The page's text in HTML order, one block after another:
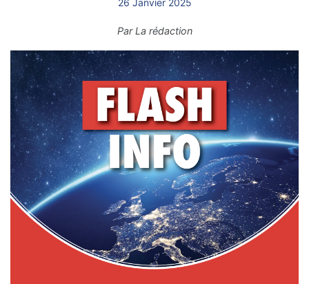
26 Janvier 2025
ParLa rédaction